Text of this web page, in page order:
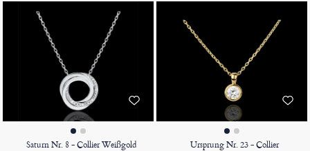
Saturn Nr. 8 - Collier Weißgold
Ursprung Nr. 23 - Collier